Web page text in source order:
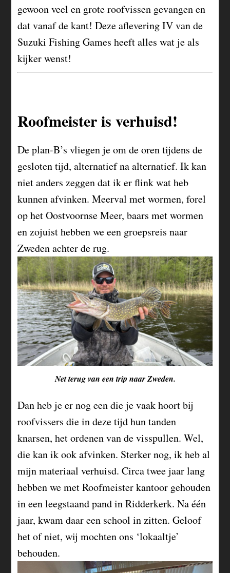
gewoon veel en grote roofvissen gevangen en
dat vanaf de kant! Deze aflevering IV van de
Suzuki Fishing Games heeft alles wat je als
kijker wenst!
Roofmeister is verhuisd!
De plan-B’s vliegen je om de oren tijdens de
gesloten tijd, alternatief na alternatief. Ik kan
niet anders zeggen dat ik er flink wat heb
kunnen afvinken. Meerval met wormen, forel
op het Oostvoornse Meer, baars met wormen
en zojuist hebben we een groepsreis naar
Zweden achter de rug.
Net terug van een trip naar Zweden.
Dan heb je er nog een die je vaak hoort bij
roofvissers die in deze tijd hun tanden
knarsen, het ordenen van de visspullen. Wel,
die kan ik ook afvinken. Sterker nog, ik heb al
mijn materiaal verhuisd. Circa twee jaar lang
hebben we met Roofmeister kantoor gehouden
in een leegstaand pand in Ridderkerk. Na één
jaar, kwam daar een school in zitten. Geloof
het of niet, wij mochten ons ‘lokaaltje’
behouden.